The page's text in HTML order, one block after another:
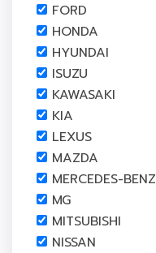
FORD
HONDA
HYUNDAI
ISUZU
KAWASAKI
KIA
LEXUS
MAZDA
MERCEDES-BENZ
MG
MITSUBISHI
NISSAN